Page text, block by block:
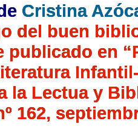
Cristina
del buen
publicado en
la Lectua y
162,